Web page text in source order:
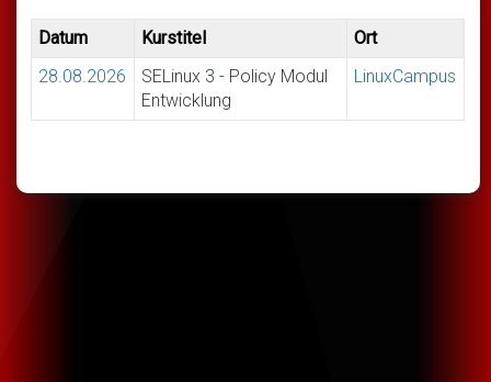
Datum Kurstitel
Ort
28.08.2026
SELinux 3 - Policy Modul
Entwicklung
LinuxCampus